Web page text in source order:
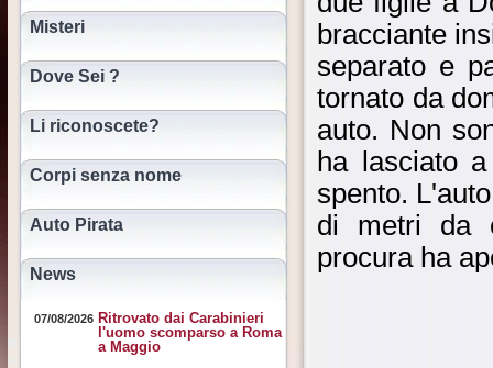
Misteri
Dove Sei ?
Li riconoscete?
Corpi senza nome
Auto Pirata
News
07/08/2026 Ritrovato dai Carabinieri
l'uomo scomparso a Roma
a Maggio
bracciante
separato e
tornato da
auto. Non
ha lasciato
spento.
di metri da
procura ha